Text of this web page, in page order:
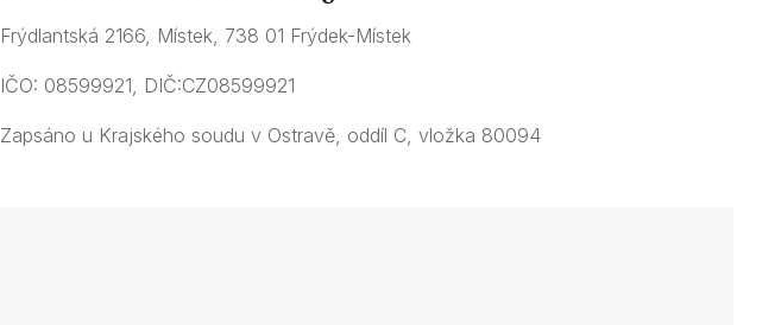
Frýdlantská 2166, Místek, 738 01 Frýdek-Místek
IČO: 08599921, DIČ:CZ08599921
Zapsáno u Krajského soudu v Ostravě, oddíl C, vložka 80094